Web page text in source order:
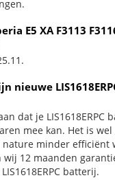
E5 XA F3113
nieuwe
dat je LIS1618ERPC
mee kan. Het is
minder efficiënt
wij 12 maanden
batterij.